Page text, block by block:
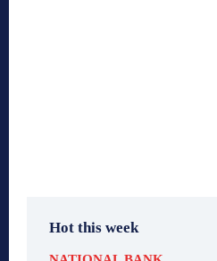
Hot this week